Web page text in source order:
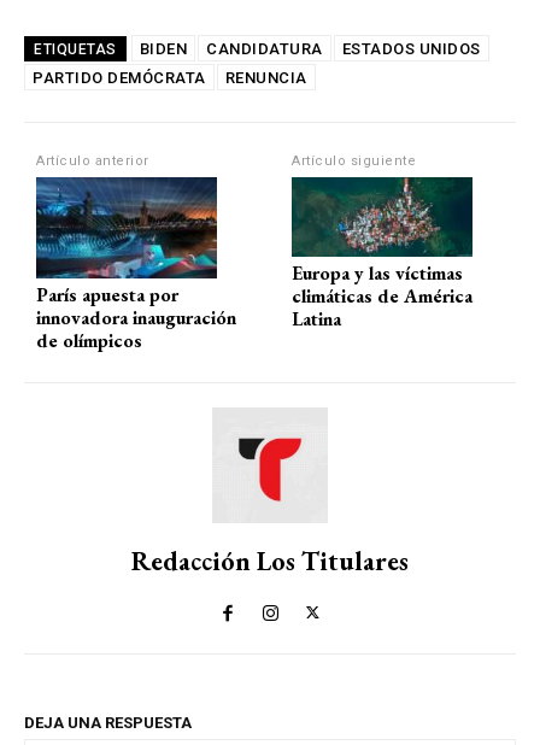
at
s
p
p
ce
b
o
k
e
gr
m
ail m
tir
ETIQUETAS BIDEN CANDIDATURA
ESTADOS UNIDOS
PARTIDO DEMÓCRATA
RENUNCIA
Artículo anterior
París apuesta por
innovadora inauguración
de olímpicos
Artículo siguiente
Europa y las víctimas
climáticas de América
Latina
Redacción Los Titulares
DEJA UNA RESPUESTA